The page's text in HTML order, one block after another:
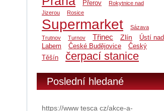
Přerov
Rokytnice nad
Jizerou
Rosice
Supermarket
Sázava
Trutnov
Turnov Třinec Zlín
Ústí nad
Labem
České Budějovice
Český
Těšín
čerpací stanice
Poslední hledané
https://www tesca cz/akce-a-